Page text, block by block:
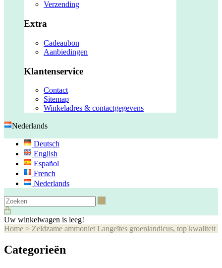
Verzending
Extra
Cadeaubon
Aanbiedingen
Klantenservice
Contact
Sitemap
Winkeladres & contactgegevens
Nederlands
Deutsch
English
Español
French
Nederlands
Uw winkelwagen is leeg!
Home > Zeldzame ammoniet Langeïtes groenlandicus, top kwaliteit
Categorieën